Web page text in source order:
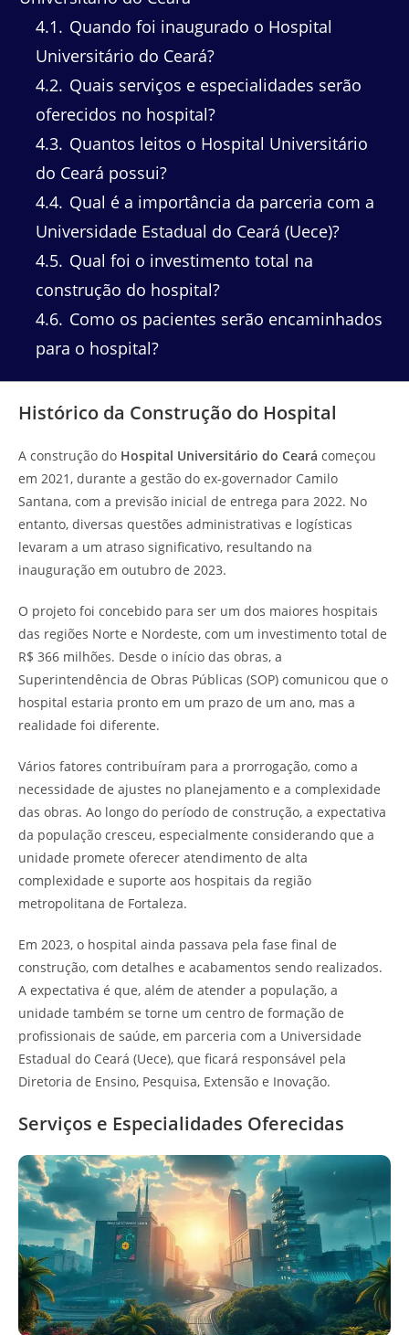
4.1
Quando foi inaugurado o Hospital
Universitário do Ceará?
4.2 Quais serviços e especialidades serão
oferecidos no hospital?
4.3 Quantos leitos o Hospital Universitário
do Ceará possui?
4.4 Qual é a importância da parceria com a
Universidade Estadual do Ceará (Uece)?
4.5 Qual foi o investimento total na
construção do hospital?
4.6 Como os pacientes serão encaminhados
para o hospital?
Histórico da Construção do Hospital
A construção do Hospital Universitário do Ceará começou
em 2021, durante a gestão do ex-governador Camilo
Santana, com a previsão inicial de entrega para 2022. No
entanto, diversas questões administrativas e logísticas
levaram a um atraso significativo, resultando na
inauguração em outubro de 2023.
O projeto foi concebido para ser um dos maiores hospitais
das regiões Norte e Nordeste, com um investimento total de
R$ 366 milhões. Desde o início das obras, a
Superintendência de Obras Públicas (SOP) comunicou que o
hospital estaria pronto em um prazo de um ano, mas a
realidade foi diferente.
Vários fatores contribuíram para a prorrogação, como a
necessidade de ajustes no planejamento e a complexidade
das obras. Ao longo do período de construção, a expectativa
da população cresceu, especialmente considerando que a
unidade promete oferecer atendimento de alta
complexidade e suporte aos hospitais da região
metropolitana de Fortaleza.
Em 2023, o hospital ainda passava pela fase final de
construção, com detalhes e acabamentos sendo realizados.
A expectativa é que, além de atender a população, a
unidade também se torne um centro de formação de
profissionais de saúde, em parceria com a Universidade
Estadual do Ceará (Uece), que ficará responsável pela
Diretoria de Ensino, Pesquisa, Extensão e Inovação.
Serviços e Especialidades Oferecidas